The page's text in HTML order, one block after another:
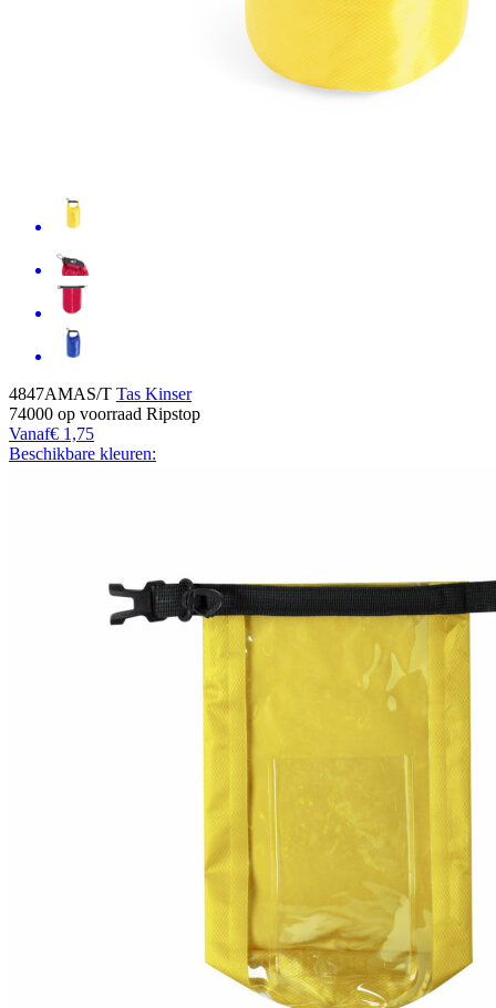
4847AMAS/T Tas Kinser
74000 op voorraad Ripstop
Vanaf€ 1,75
Beschikbare kleuren: